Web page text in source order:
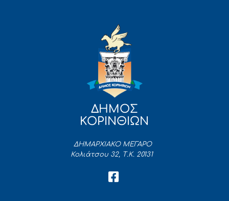
ΔΗΜΟΣ
ΚΟΡΙΝΘΙΩΝ
ΔΗΜΑΡΧΙΑΚΟ ΜΕΓΑΡΟ
Κολιάτσου 32, Τ.Κ. 20131